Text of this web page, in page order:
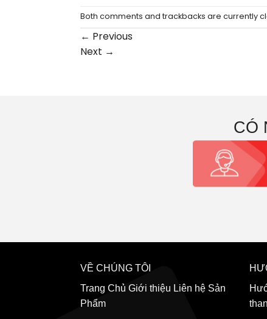
Both comments and trackbacks are currently
← Previous
Next →
CÓ
VỀ CHÚNG TÔI
Trang Chủ Giới thiệu Liên hệ Sản
Phẩm